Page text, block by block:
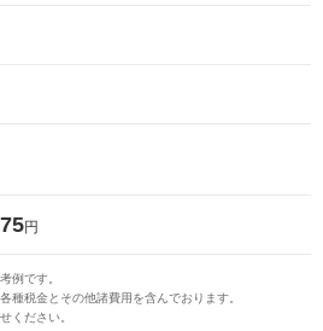
円
例です。
種税金とその他諸費用を含んでおります。
ください。